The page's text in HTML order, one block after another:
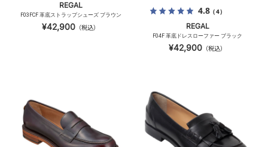
REGAL
F03FCF 革底ストラップシューズ ブラウン
¥42,900 （税込）
4.8（4）
REGAL
F04F 革底ドレスローファー ブラック
¥42,900 （税込）